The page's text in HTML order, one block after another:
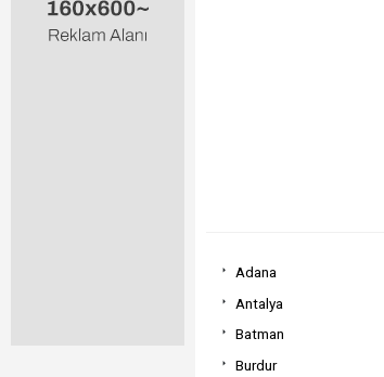
Adana
Antalya
Batman
Burdur